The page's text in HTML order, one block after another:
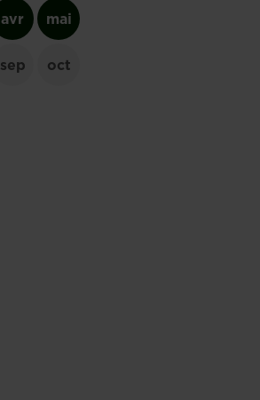
avr mai
sep oct